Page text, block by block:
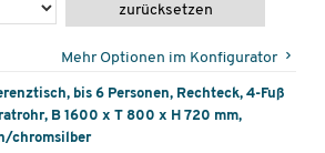
zurücksetzen
Mehr Optionen im Konfigurator
bis 6 Personen, Rechteck, 4-Fuß
B 1600 x T 800 x H 720 mm,
chromsilber